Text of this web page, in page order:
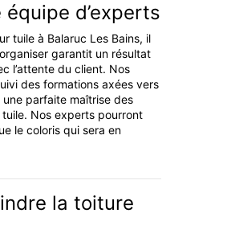
d’experts
tuile à Balaruc Les Bains, il
garantit un résultat
l’attente du client. Nos
des formations axées vers
une parfaite maîtrise des
Nos experts pourront
le coloris qui sera en
la toiture